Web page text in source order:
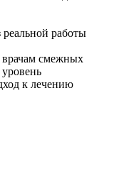
работы
врачам смежных
к лечению